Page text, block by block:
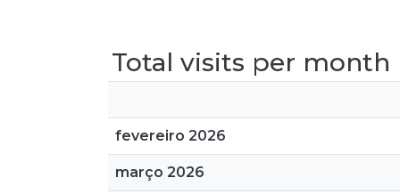
Total visits per month
fevereiro 2026
março 2026